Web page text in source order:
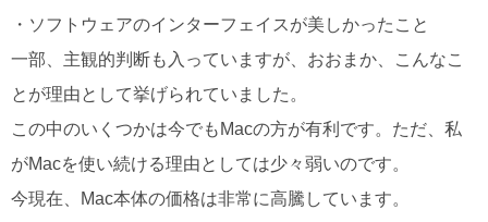
・ソフトウェアのインターフェイスが美しかったこと
一部、主観的判断も入っていますが、おおまか、こんなこ
とが理由として挙げられていました。
この中のいくつかは今でもMacの方が有利です。ただ、私
がMacを使い続ける理由としては少々弱いのです。
今現在、Mac本体の価格は非常に高騰しています。